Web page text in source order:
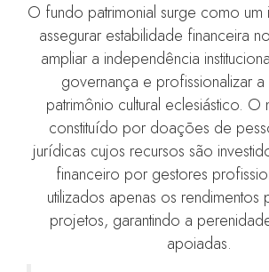
O fundo patrimonial surge como um
assegurar estabilidade financeira
ampliar a independência
governança e profissionalizar
patrimônio cultural eclesiástico. O
constituído por doações de
jurídicas cujos recursos são
financeiro por gestores
utilizados apenas os rendimentos
projetos, garantindo a
apoiadas.